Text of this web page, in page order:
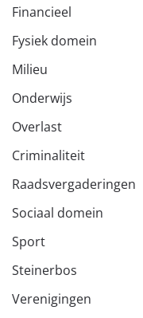
Financieel
Fysiek domein
Milieu
Onderwijs
Overlast
Criminaliteit
Raadsvergaderingen
Sociaal domein
Sport
Steinerbos
Verenigingen